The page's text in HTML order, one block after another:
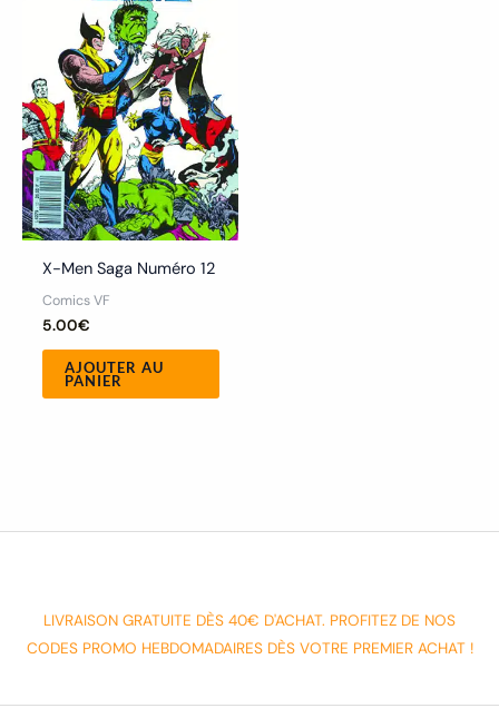
X-Men Saga Numéro 12
Comics VF
5.00€
AJOUTER AU
PANIER
LIVRAISON GRATUITE DÈS 40€ D'ACHAT. PROFITEZ DE NOS
CODES PROMO HEBDOMADAIRES DÈS VOTRE PREMIER ACHAT !